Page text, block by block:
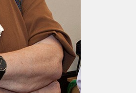
CZYTAJ WIĘCEJ